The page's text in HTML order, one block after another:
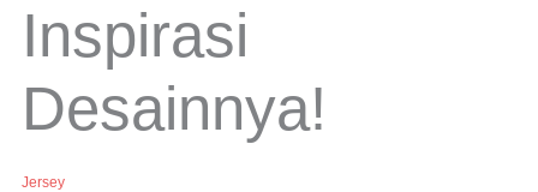
Inspirasi
Desainnya!
Jersey